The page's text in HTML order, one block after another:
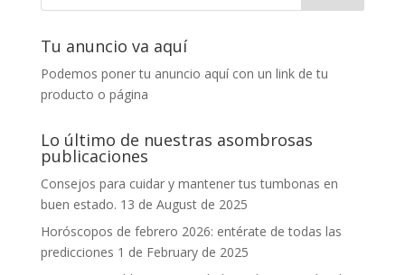
Tu anuncio va aquí
Podemos poner tu anuncio aquí con un link de tu
producto o página
Lo último de nuestras asombrosas
publicaciones
Consejos para cuidar y mantener tus tumbonas en
buen estado. 13 de August de 2025
Horóscopos de febrero 2026: entérate de todas las
predicciones 1 de February de 2025